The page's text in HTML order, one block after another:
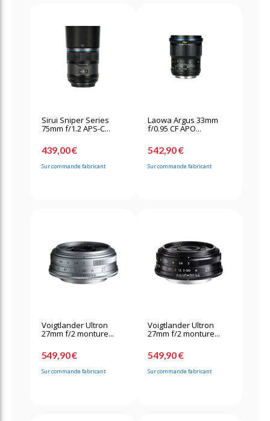
Sirui Sniper Series
75mm f/1.2 APS-C...
439,00 €
Sur commande fabricant
Laowa Argus 33mm
f/0.95 CF APO...
542,90 €
Sur commande fabricant
Voigtlander Ultron
27mm f/2 monture...
549,90 €
Sur commande fabricant
Voigtlander Ultron
27mm f/2 monture...
549,90 €
Sur commande fabricant